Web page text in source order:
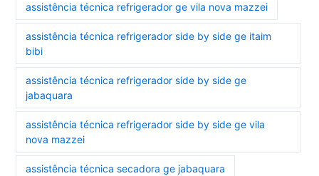
assistência técnica refrigerador ge vila nova mazzei
assistência técnica refrigerador side by side ge itaim
bibi
assistência técnica refrigerador side by side ge
jabaquara
assistência técnica refrigerador side by side ge vila
nova mazzei
assistência técnica secadora ge jabaquara